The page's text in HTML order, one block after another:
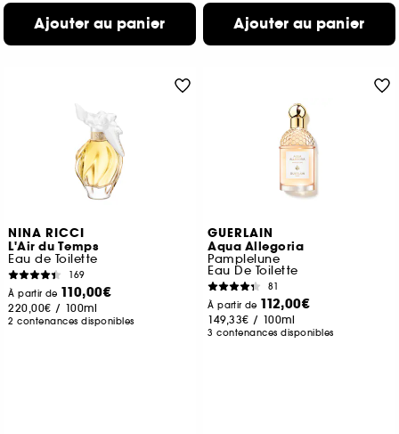
Ajouter au panier Ajouter au panier
NINA RICCI
L'Air du Temps
Eau de Toilette
169
À partir de 110,00€
220,00€ / 100ml
2 contenances disponibles
GUERLAIN
Aqua Allegoria
Pamplelune
Eau De Toilette
81
À partir de 112,00€
149,33€ / 100ml
3 contenances disponibles